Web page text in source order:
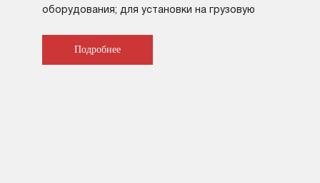
оборудования; для установки на грузовую
Подробнее